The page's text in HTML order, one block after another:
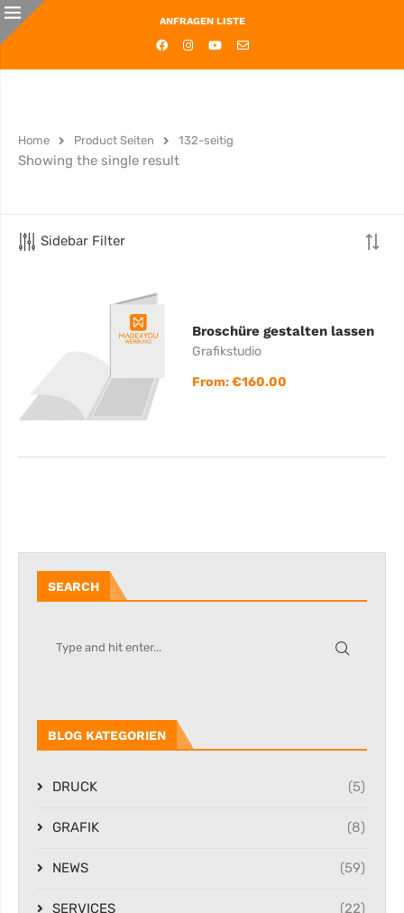
ANFRAGEN LISTE
Home Product Seiten 132-seitig
Showing the single result
Sidebar Filter
Broschüre gestalten lassen
Grafikstudio
From:€160.00
SEARCH
BLOG KATEGORIEN
DRUCK (5)
GRAFIK (8)
NEWS (59)
SERVICES (22)